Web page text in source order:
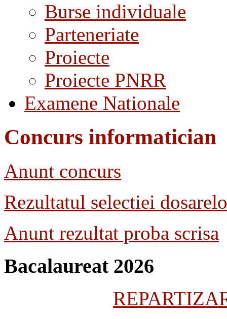
Burse individuale
Parteneriate
Proiecte
Proiecte PNRR
Examene Nationale
Concurs informatician
Anunt concurs
Rezultatul selectiei
Anunt rezultat proba scrisa
Bacalaureat 2026